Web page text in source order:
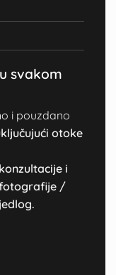
svakom
i pouzdano
otoke
i
/